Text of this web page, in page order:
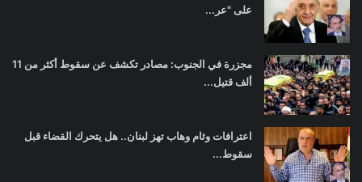
على "عر...
مجزرة في الجنوب: مصادر تكشف عن سقوط أكثر من 11
ألف قتيل...
اعترافات وئام وهاب تهز لبنان.. هل يتحرك القضاء قبل
سقوط...